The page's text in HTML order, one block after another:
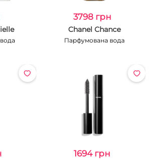
3798 грн
Chanel Chance
Парфумована вода
1694 грн